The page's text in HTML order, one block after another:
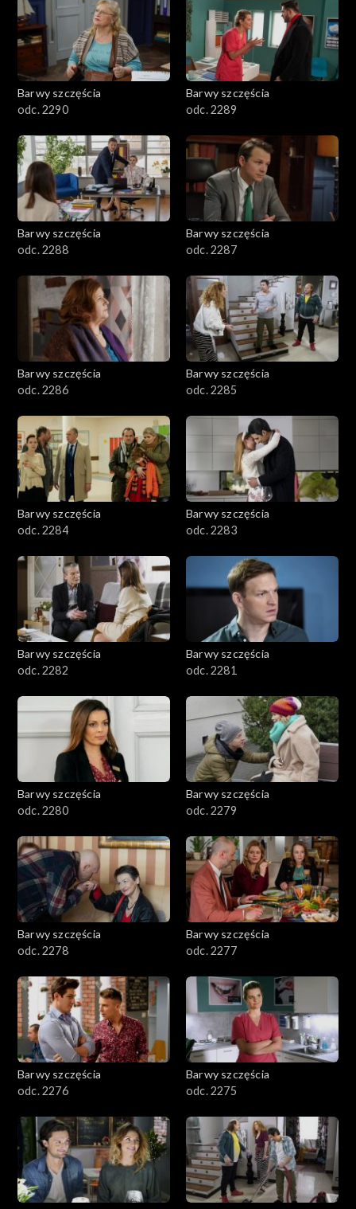
1401–1500
1301–1400
1101–1200
1001–1100
901–1000
801–900
782–800
Barwy szczęścia
odc. 2290
Barwy szczęścia
odc. 2289
Barwy szczęścia
odc. 2288
Barwy szczęścia
odc. 2287
Barwy szczęścia
odc. 2286
Barwy szczęścia
odc. 2285
Barwy szczęścia
odc. 2284
Barwy szczęścia
odc. 2283
Barwy szczęścia
odc. 2282
Barwy szczęścia
odc. 2281
Barwy szczęścia
odc. 2280
Barwy szczęścia
odc. 2279
Barwy szczęścia
odc. 2278
Barwy szczęścia
odc. 2277
Barwy szczęścia
odc. 2276
Barwy szczęścia
odc. 2275